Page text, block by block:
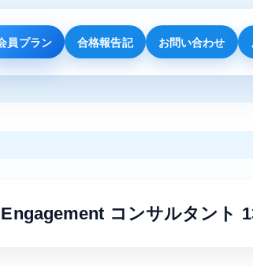
員プラン 合格報告記 お問い合わせ
コンサルタント